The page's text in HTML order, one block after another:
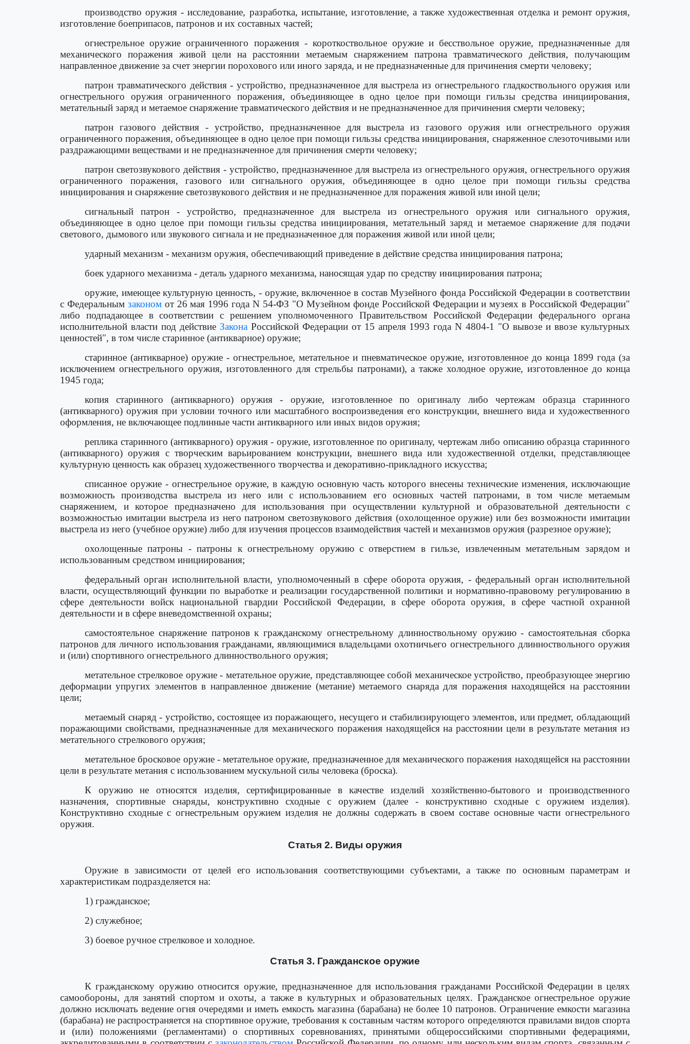
производство оружия - исследование, разработка, испытание, изготовление, а также художественная отделка и ремонт оружия,
изготовление боеприпасов, патронов и их составных частей;
огнестрельное оружие ограниченного поражения - короткоствольное оружие и бесствольное оружие, предназначенные для
механического поражения живой цели на расстоянии метаемым снаряжением патрона травматического действия, получающим
направленное движение за счет энергии порохового или иного заряда, и не предназначенные для причинения смерти человеку;
патрон травматического действия - устройство, предназначенное для выстрела из огнестрельного гладкоствольного оружия или
огнестрельного оружия ограниченного поражения, объединяющее в одно целое при помощи гильзы средства инициирования,
метательный заряд и метаемое снаряжение травматического действия и не предназначенное для причинения смерти человеку;
патрон газового действия - устройство, предназначенное для выстрела из газового оружия или огнестрельного оружия
ограниченного поражения, объединяющее в одно целое при помощи гильзы средства инициирования, снаряженное слезоточивыми или
раздражающими веществами и не предназначенное для причинения смерти человеку;
патрон светозвукового действия - устройство, предназначенное для выстрела из огнестрельного оружия, огнестрельного оружия
ограниченного поражения, газового или сигнального оружия, объединяющее в одно целое при помощи гильзы средства
инициирования и снаряжение светозвукового действия и не предназначенное для поражения живой или иной цели;
сигнальный патрон - устройство, предназначенное для выстрела из огнестрельного оружия или сигнального оружия,
объединяющее в одно целое при помощи гильзы средства инициирования, метательный заряд и метаемое снаряжение для подачи
светового, дымового или звукового сигнала и не предназначенное для поражения живой или иной цели;
ударный механизм - механизм оружия, обеспечивающий приведение в действие средства инициирования патрона;
боек ударного механизма - деталь ударного механизма, наносящая удар по средству инициирования патрона;
оружие, имеющее культурную ценность, - оружие, включенное в состав Музейного фонда Российской Федерации в соответствии
с Федеральным закономот 26 мая 1996 года N 54-ФЗ "О Музейном фонде Российской Федерации и музеях в Российской Федерации"
либо подпадающее в соответствии с решением уполномоченного Правительством Российской Федерации федерального органа
исполнительной власти под действие ЗаконаРоссийской Федерации от 15 апреля 1993 года N 4804-1 "О вывозе и ввозе культурных
ценностей", в том числе старинное (антикварное) оружие;
старинное (антикварное) оружие - огнестрельное, метательное и пневматическое оружие, изготовленное до конца 1899 года (за
исключением огнестрельного оружия, изготовленного для стрельбы патронами), а также холодное оружие, изготовленное до конца
1945 года;
копия старинного (антикварного) оружия - оружие, изготовленное по оригиналу либо чертежам образца старинного
(антикварного) оружия при условии точного или масштабного воспроизведения его конструкции, внешнего вида и художественного
оформления, не включающее подлинные части антикварного или иных видов оружия;
реплика старинного (антикварного) оружия - оружие, изготовленное по оригиналу, чертежам либо описанию образца старинного
(антикварного) оружия с творческим варьированием конструкции, внешнего вида или художественной отделки, представляющее
культурную ценность как образец художественного творчества и декоративно-прикладного искусства;
списанное оружие - огнестрельное оружие, в каждую основную часть которого внесены технические изменения, исключающие
возможность производства выстрела из него или с использованием его основных частей патронами, в том числе метаемым
снаряжением, и которое предназначено для использования при осуществлении культурной и образовательной деятельности с
возможностью имитации выстрела из него патроном светозвукового действия (охолощенное оружие) или без возможности имитации
выстрела из него (учебное оружие) либо для изучения процессов взаимодействия частей и механизмов оружия (разрезное оружие);
охолощенные патроны - патроны к огнестрельному оружию с отверстием в гильзе, извлеченным метательным зарядом и
использованным средством инициирования;
федеральный орган исполнительной власти, уполномоченный в сфере оборота оружия, - федеральный орган исполнительной
власти, осуществляющий функции по выработке и реализации государственной политики и нормативно-правовому регулированию в
сфере деятельности войск национальной гвардии Российской Федерации, в сфере оборота оружия, в сфере частной охранной
деятельности и в сфере вневедомственной охраны;
самостоятельное снаряжение патронов к гражданскому огнестрельному длинноствольному оружию - самостоятельная сборка
патронов для личного использования гражданами, являющимися владельцами охотничьего огнестрельного длинноствольного оружия
и (или) спортивного огнестрельного длинноствольного оружия;
метательное стрелковое оружие - метательное оружие, представляющее собой механическое устройство, преобразующее энергию
деформации упругих элементов в направленное движение (метание) метаемого снаряда для поражения находящейся на расстоянии
цели;
метаемый снаряд - устройство, состоящее из поражающего, несущего и стабилизирующего элементов, или предмет, обладающий
поражающими свойствами, предназначенные для механического поражения находящейся на расстоянии цели в результате метания из
метательного стрелкового оружия;
метательное бросковое оружие - метательное оружие, предназначенное для механического поражения находящейся на расстоянии
цели в результате метания с использованием мускульной силы человека (броска).
К оружию не относятся изделия, сертифицированные в качестве изделий хозяйственно-бытового и производственного
назначения, спортивные снаряды, конструктивно сходные с оружием (далее - конструктивно сходные с оружием изделия).
Конструктивно сходные с огнестрельным оружием изделия не должны содержать в своем составе основные части огнестрельного
оружия.
Статья 2. Виды оружия
Оружие в зависимости от целей его использования соответствующими субъектами, а также по основным параметрам и
характеристикам подразделяется на:
1) гражданское;
2) служебное;
3) боевое ручное стрелковое и холодное.
Статья 3. Гражданское оружие
К гражданскому оружию относится оружие, предназначенное для использования гражданами Российской Федерации в целях
самообороны, для занятий спортом и охоты, а также в культурных и образовательных целях. Гражданское огнестрельное оружие
должно исключать ведение огня очередями и иметь емкость магазина (барабана) не более 10 патронов. Ограничение емкости магазина
(барабана) не распространяется на спортивное оружие, требования к составным частям которого определяются правилами видов спорта
и (или) положениями (регламентами) о спортивных соревнованиях, принятыми общероссийскими спортивными федерациями,